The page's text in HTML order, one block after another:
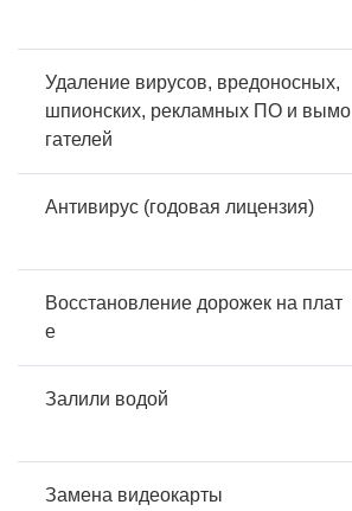
Удаление вирусов, вредоносных,
шпионских, рекламных ПО и вымо
гателей
Антивирус (годовая лицензия)
Восстановление дорожек на плат
е
Залили водой
Замена видеокарты